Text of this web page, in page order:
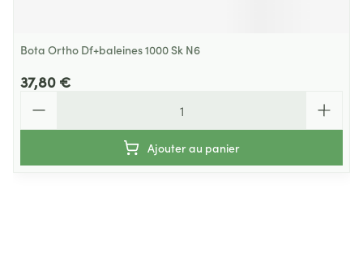
Bota Ortho Df+baleines 1000 Sk N6
37,80 €
Ajouter au panier